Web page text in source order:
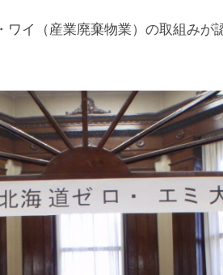
イ（産業廃棄物業）の取組みが